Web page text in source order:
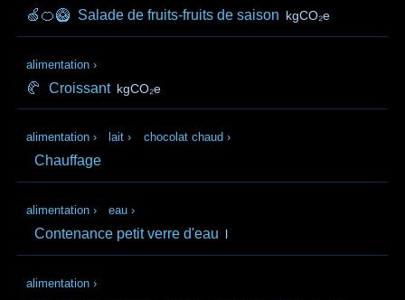
🍏🍊🥝 Salade de fruits-fruits de saison kgCO₂e
alimentation ›
🥐 Croissant kgCO₂e
alimentation › lait › chocolat chaud ›
Chauffage
alimentation › eau ›
Contenance petit verre d'eau l
alimentation ›